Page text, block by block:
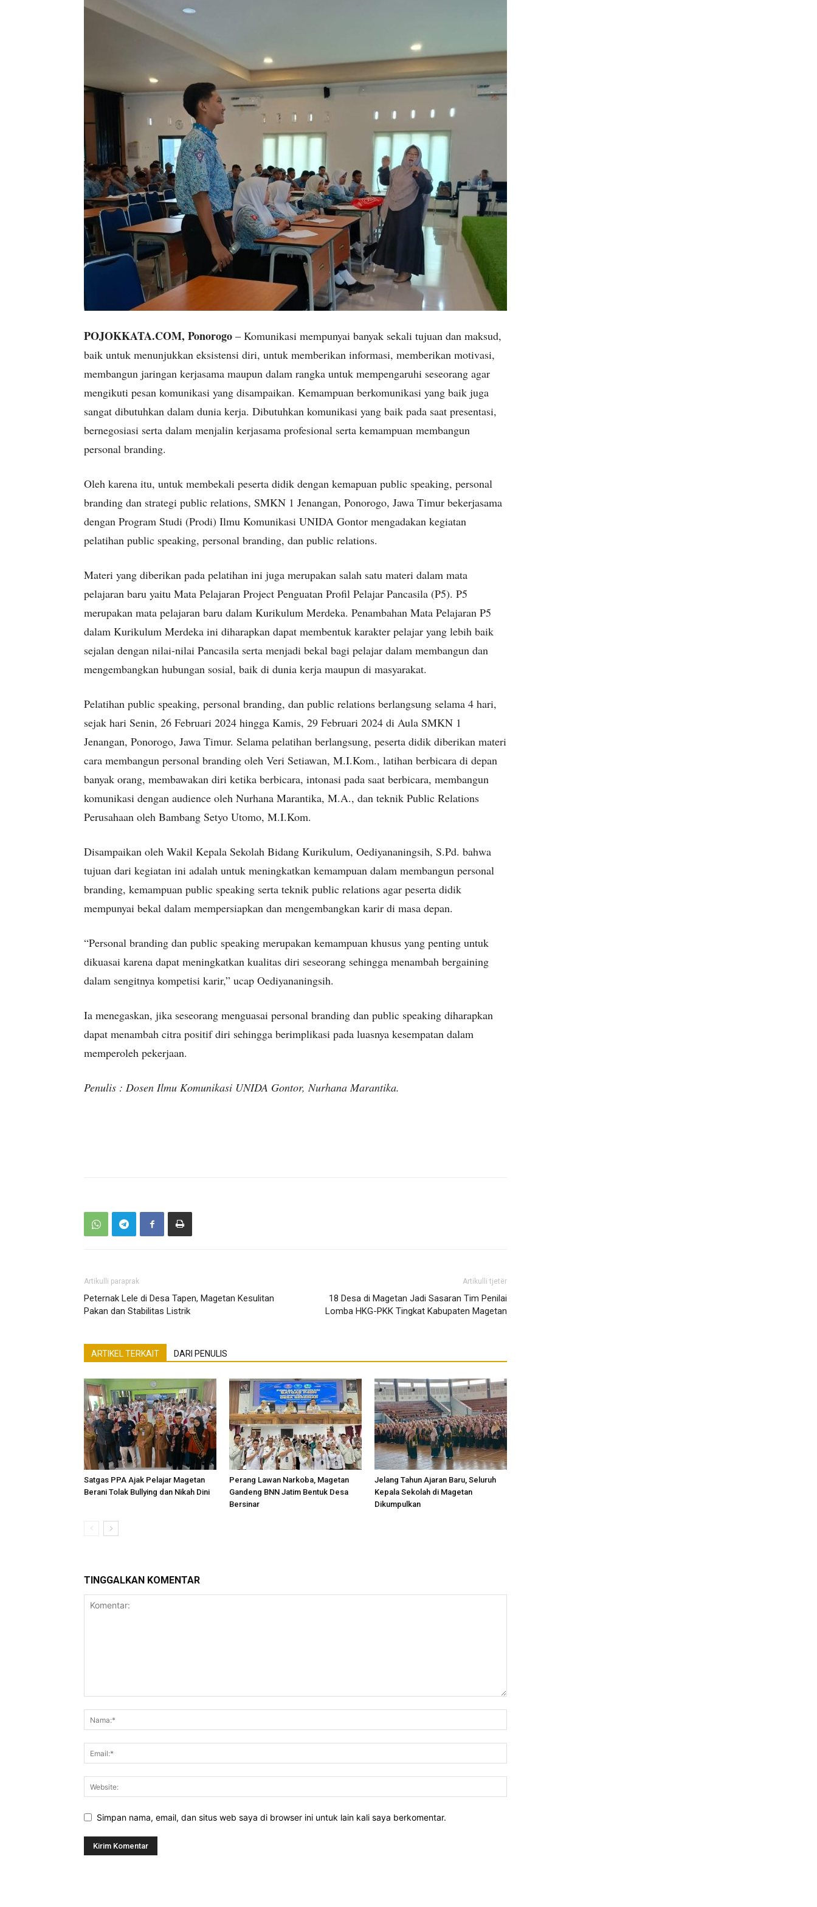
POJOKKATA.COM, Ponorogo – Komunikasi mempunyai banyak sekali tujuan dan maksud,
baik untuk menunjukkan eksistensi diri, untuk memberikan informasi, memberikan motivasi,
membangun jaringan kerjasama maupun dalam rangka untuk mempengaruhi seseorang agar
mengikuti pesan komunikasi yang disampaikan. Kemampuan berkomunikasi yang baik juga
sangat dibutuhkan dalam dunia kerja. Dibutuhkan komunikasi yang baik pada saat presentasi,
bernegosiasi serta dalam menjalin kerjasama profesional serta kemampuan membangun
personal branding.
Oleh karena itu, untuk membekali peserta didik dengan kemapuan public speaking, personal
branding dan strategi public relations, SMKN 1 Jenangan, Ponorogo, Jawa Timur bekerjasama
dengan Program Studi (Prodi) Ilmu Komunikasi UNIDA Gontor mengadakan kegiatan
pelatihan public speaking, personal branding, dan public relations.
Materi yang diberikan pada pelatihan ini juga merupakan salah satu materi dalam mata
pelajaran baru yaitu Mata Pelajaran Project Penguatan Profil Pelajar Pancasila (P5). P5
merupakan mata pelajaran baru dalam Kurikulum Merdeka. Penambahan Mata Pelajaran P5
dalam Kurikulum Merdeka ini diharapkan dapat membentuk karakter pelajar yang lebih baik
sejalan dengan nilai-nilai Pancasila serta menjadi bekal bagi pelajar dalam membangun dan
mengembangkan hubungan sosial, baik di dunia kerja maupun di masyarakat.
Pelatihan public speaking, personal branding, dan public relations berlangsung selama 4 hari,
sejak hari Senin, 26 Februari 2024 hingga Kamis, 29 Februari 2024 di Aula SMKN 1
Jenangan, Ponorogo, Jawa Timur. Selama pelatihan berlangsung, peserta didik diberikan materi
cara membangun personal branding oleh Veri Setiawan, M.I.Kom., latihan berbicara di depan
banyak orang, membawakan diri ketika berbicara, intonasi pada saat berbicara, membangun
komunikasi dengan audience oleh Nurhana Marantika, M.A., dan teknik Public Relations
Perusahaan oleh Bambang Setyo Utomo, M.I.Kom.
Disampaikan oleh Wakil Kepala Sekolah Bidang Kurikulum, Oediyananingsih, S.Pd. bahwa
tujuan dari kegiatan ini adalah untuk meningkatkan kemampuan dalam membangun personal
branding, kemampuan public speaking serta teknik public relations agar peserta didik
mempunyai bekal dalam mempersiapkan dan mengembangkan karir di masa depan.
“Personal branding dan public speaking merupakan kemampuan khusus yang penting untuk
dikuasai karena dapat meningkatkan kualitas diri seseorang sehingga menambah bergaining
dalam sengitnya kompetisi karir,” ucap Oediyananingsih.
Ia menegaskan, jika seseorang menguasai personal branding dan public speaking diharapkan
dapat menambah citra positif diri sehingga berimplikasi pada luasnya kesempatan dalam
memperoleh pekerjaan.
Penulis : Dosen Ilmu Komunikasi UNIDA Gontor, Nurhana Marantika.
Artikulli paraprak
Peternak Lele di Desa Tapen, Magetan Kesulitan
Pakan dan Stabilitas Listrik
Artikulli tjetër
18 Desa di Magetan Jadi Sasaran Tim Penilai
Lomba HKG-PKK Tingkat Kabupaten Magetan
ARTIKEL TERKAIT DARI PENULIS
Satgas PPA Ajak Pelajar Magetan
Berani Tolak Bullying dan Nikah Dini
Perang Lawan Narkoba, Magetan
Gandeng BNN Jatim Bentuk Desa
Bersinar
Jelang Tahun Ajaran Baru, Seluruh
Kepala Sekolah di Magetan
Dikumpulkan
TINGGALKAN KOMENTAR
Simpan nama, email, dan situs web saya di browser ini untuk lain kali saya berkomentar.